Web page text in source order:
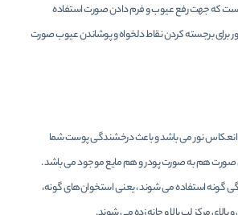
است که جهت رفع عیوب و فرم دادن صورت استفاده
برای برجسته کردن نقاط دلخواه و پوشاندن عیوب صورت
انعکاس نور می باشد و باعث درخشندگی پوست شما
هم به صورت پودر و هم مایع موجود می باشد .
گونه استفاده می شوند ، یعنی استخوان‌های گونه،